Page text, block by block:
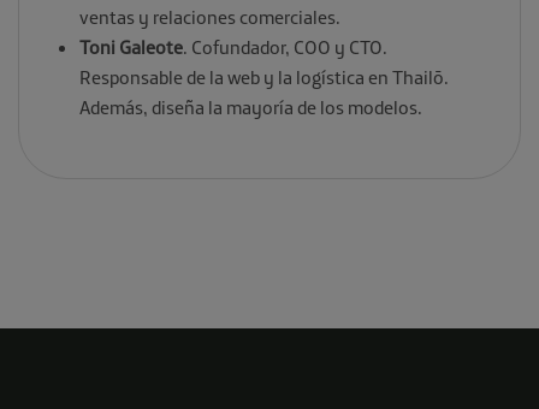
ventas y relaciones comerciales.
Toni Galeote. Cofundador, COO y CTO.
Responsable de la web y la logística en Thailō.
Además, diseña la mayoría de los modelos.